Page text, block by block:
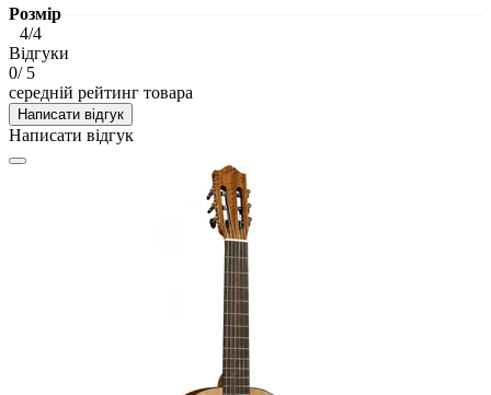
Розмір
4/4
Відгуки
0/ 5
середній рейтинг товара
Написати відгук
Написати відгук